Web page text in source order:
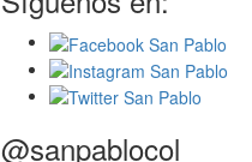
@sanpablocol